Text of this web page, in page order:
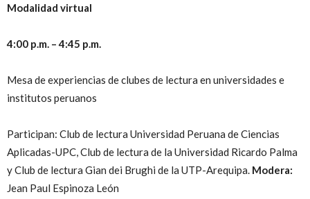
Modalidad virtual
4:00 p.m. – 4:45 p.m.
Mesa de experiencias de clubes de lectura en universidades e
institutos peruanos
Participan: Club de lectura Universidad Peruana de Ciencias
Aplicadas-UPC, Club de lectura de la Universidad Ricardo Palma
y Club de lectura Gian dei Brughi de la UTP-Arequipa. Modera:
Jean Paul Espinoza León